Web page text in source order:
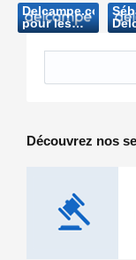
Delcampe.com,
pour les
collectionneurs
( Courrier
Découvrez nos